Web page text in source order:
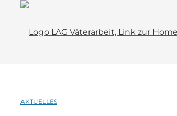
AKTUELLES